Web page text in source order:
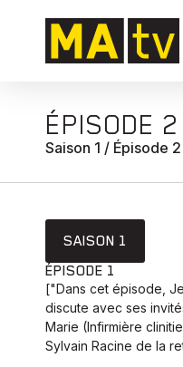
ÉPISODE 2
Saison 1 / Épisode 2
SAISON 1
ÉPISODE 1
["Dans cet épisode,
discute avec ses
Marie (Infirmière
Sylvain Racine de la